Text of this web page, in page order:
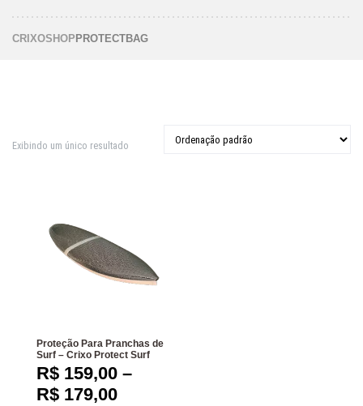
CRIXOSHOP PROTECTBAG
Exibindo um único resultado
Proteção Para Pranchas de
Surf – Crixo Protect Surf
R$ 159,00 –
R$ 179,00Faixa de preço: R$ 159,00